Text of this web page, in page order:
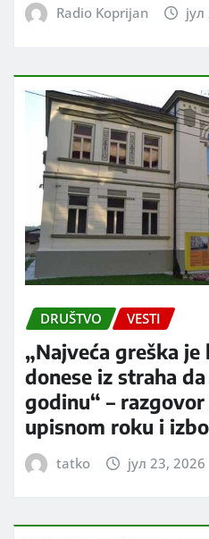
Radio Koprijan
DRUŠTVO VESTI
„Najveća greška je
donese iz straha
godinu“ –
upisnom roku i
tatko јул 23, 2026